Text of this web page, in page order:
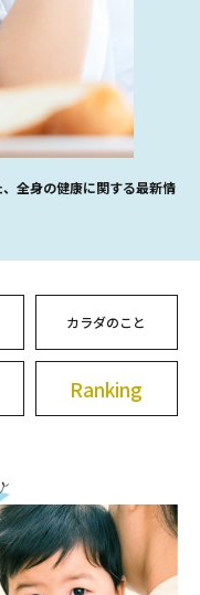
全身の健康に関する最新情
カラダのこと
Ranking